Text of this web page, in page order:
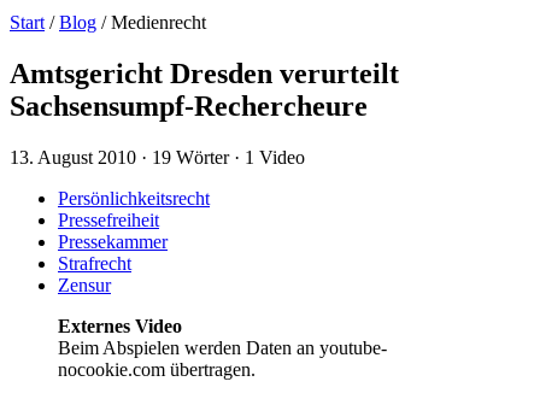
Start /Blog / Medienrecht
Amtsgericht Dresden verurteilt
Sachsensumpf-Rechercheure
13. August 2010 · 19 Wörter · 1 Video
Persönlichkeitsrecht
Pressefreiheit
Pressekammer
Strafrecht
Zensur
Externes Video
Beim Abspielen werden Daten an youtube-
nocookie.com übertragen.